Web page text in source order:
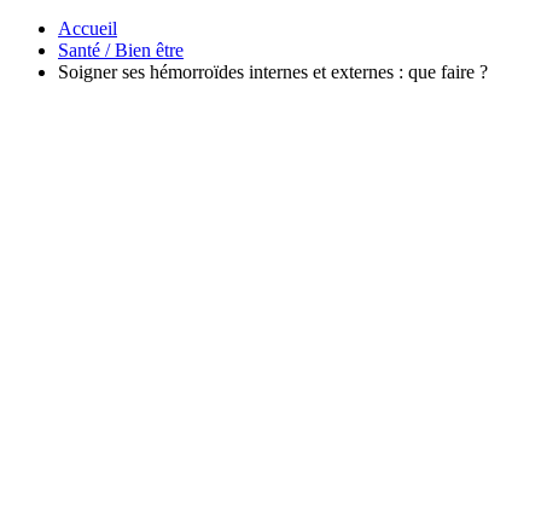
Accueil
Santé / Bien être
Soigner ses hémorroïdes internes et externes : que faire ?